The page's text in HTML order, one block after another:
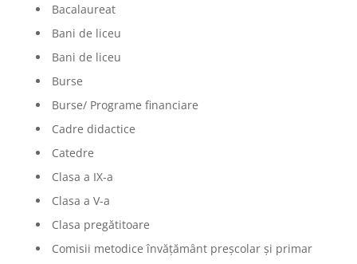
Bacalaureat
Bani de liceu
Bani de liceu
Burse
Burse/ Programe financiare
Cadre didactice
Catedre
Clasa a IX-a
Clasa a V-a
Clasa pregătitoare
Comisii metodice învățământ preșcolar și primar